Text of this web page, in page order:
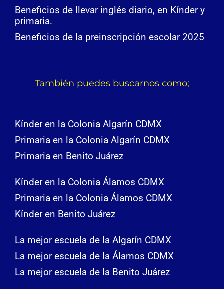
Beneficios de llevar inglés diario, en Kínder y
primaria.
Beneficios de la preinscripción escolar 2025
También puedes buscarnos como;
Kínder en la Colonia Algarín CDMX
Primaria en la Colonia Algarín CDMX
Primaria en Benito Juárez
Kínder en la Colonia Álamos CDMX
Primaria en la Colonia Álamos CDMX
Kínder en Benito Juárez
La mejor escuela de la Algarín CDMX
La mejor escuela de la Álamos CDMX
La mejor escuela de la Benito Juárez